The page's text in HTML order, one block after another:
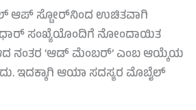
ಆಪ್ ಸ್ಟೋರ್‌ನಿಂದ ಉಚಿತವಾಗಿ
ಸಂಖ್ಯೆಯೊಂದಿಗೆ ನೋಂದಾಯಿತ
ನಂತರ ‘ಆಡ್ ಮೆಂಬರ್’ ಎಂಬ ಆಯ್ಕೆಯ
ಇದಕ್ಕಾಗಿ ಆಯಾ ಸದಸ್ಯರ ಮೊಬೈಲ್